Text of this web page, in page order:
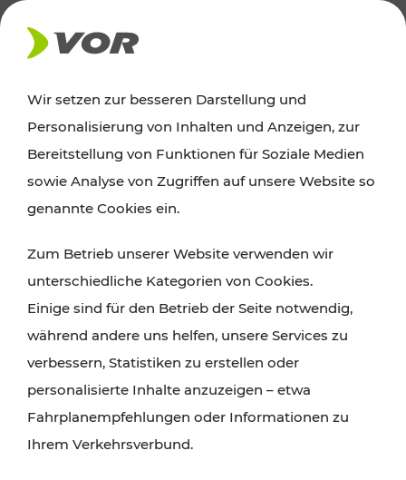
AKTUELLES
News
Alle wichtigen Meldungen zu Fahrplanänderungen,
finden Sie hier im Überblick.
Wir setzen zur besseren Darstellung und
Personalisierung von Inhalten und Anzeigen, zur
Bereitstellung von Funktionen für Soziale Medien
sowie Analyse von Zugriffen auf unsere Website so
genannte Cookies ein.
Zum Betrieb unserer Website verwenden wir
unterschiedliche Kategorien von Cookies.
Einige sind für den Betrieb der Seite notwendig,
während andere uns helfen, unsere Services zu
verbessern, Statistiken zu erstellen oder
personalisierte Inhalte anzuzeigen – etwa
Fahrplanempfehlungen oder Informationen zu
Ihrem Verkehrsverbund.